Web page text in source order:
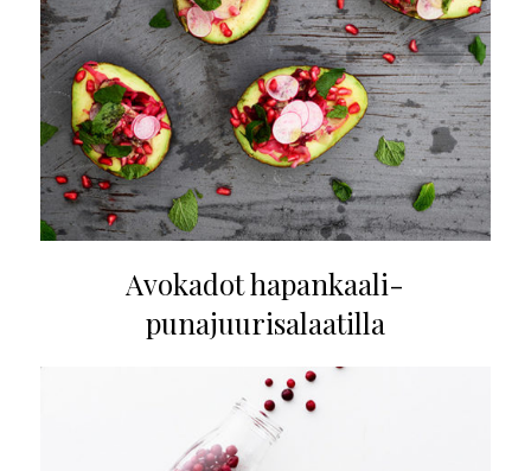
Avokadot hapankaali-
punajuurisalaatilla